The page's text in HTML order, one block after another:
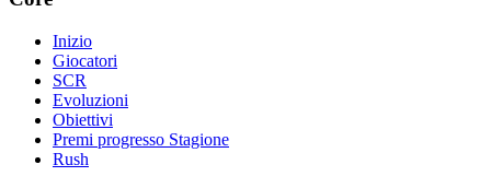
Inizio
Giocatori
SCR
Evoluzioni
Obiettivi
Premi progresso Stagione
Rush